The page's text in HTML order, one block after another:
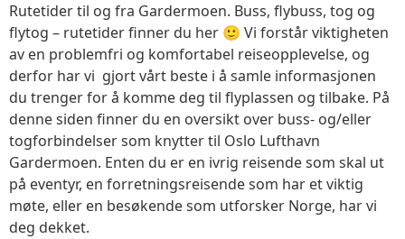
Rutetider til og fra Gardermoen. Buss, flybuss, tog og
flytog – rutetider finner du her 🙂 Vi forstår viktigheten
av en problemfri og komfortabel reiseopplevelse, og
derfor har vi gjort vårt beste i å samle informasjonen
du trenger for å komme deg til flyplassen og tilbake. På
denne siden finner du en oversikt over buss- og/eller
togforbindelser som knytter til Oslo Lufthavn
Gardermoen. Enten du er en ivrig reisende som skal ut
på eventyr, en forretningsreisende som har et viktig
møte, eller en besøkende som utforsker Norge, har vi
deg dekket.